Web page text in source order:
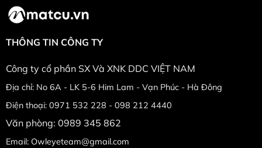
THÔNG TIN CÔNG TY
Công ty cổ phần SX Và XNK DDC VIỆT NAM
Địa chỉ: No 6A - LK 5-6 Him Lam - Vạn Phúc - Hà Đông
Điện thoại: 0971 532 228 - 098 212 4440
Văn phòng: 0989 345 862
Email: Owleyeteam@gmail.com